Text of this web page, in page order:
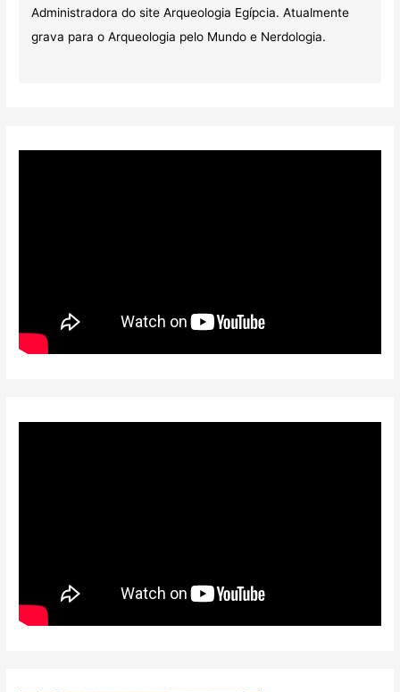
Administradora do site Arqueologia Egípcia. Atualmente
grava para o Arqueologia pelo Mundo e Nerdologia.